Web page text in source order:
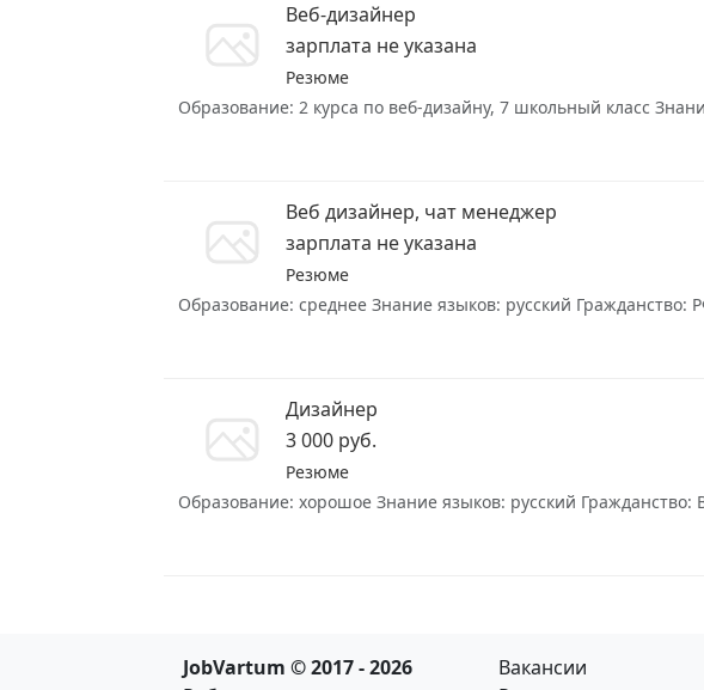
Веб-дизайнер
зарплата не указана
Резюме
Образование: 2 курса по веб-дизайну, 7 школьный класс
Веб дизайнер, чат менеджер
зарплата не указана
Резюме
Образование: среднее Знание языков: русский
Дизайнер
3 000 руб.
Резюме
Образование: хорошое Знание языков: русский Гражданство:
JobVartum © 2017 - 2026
Вакансии